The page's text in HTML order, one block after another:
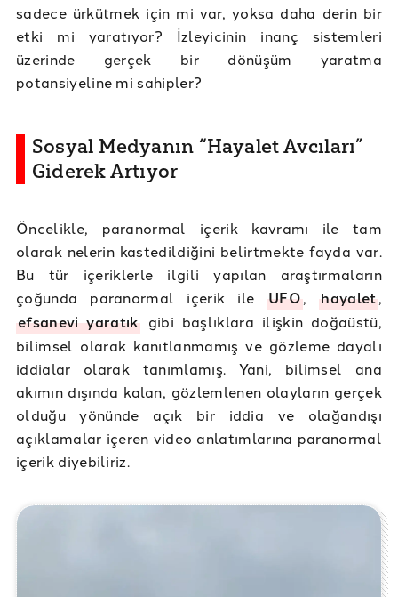
sadece ürkütmek için mi var, yoksa daha derin bir
etki mi yaratıyor? İzleyicinin inanç sistemleri
üzerinde gerçek bir dönüşüm yaratma
potansiyeline mi sahipler?
Sosyal Medyanın “Hayalet Avcıları”
Giderek Artıyor
Öncelikle, paranormal içerik kavramı ile tam
olarak nelerin kastedildiğini belirtmekte fayda var.
Bu tür içeriklerle ilgili yapılan araştırmaların
çoğunda paranormal içerik ileUFO,hayalet,
efsanevi yaratıkgibi başlıklara ilişkin doğaüstü,
bilimsel olarak kanıtlanmamış ve gözleme dayalı
iddialar olarak tanımlamış. Yani, bilimsel ana
akımın dışında kalan, gözlemlenen olayların gerçek
olduğu yönünde açık bir iddia ve olağandışı
açıklamalar içeren video anlatımlarına paranormal
içerik diyebiliriz.